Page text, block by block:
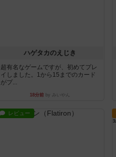
ハゲタカのえじき
超有名なゲームですが、初めてプレ
イしました。1から15までのカード
がプ...
18分前 by みいやん
レビュー